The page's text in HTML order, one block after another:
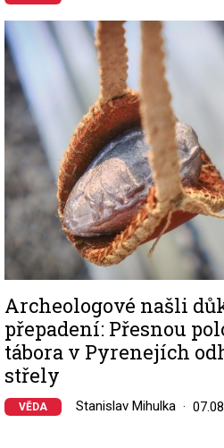
Image
Archeologové našli
přepadení: Přesnou
tábora v Pyrenejích
střely
VĚDA Stanislav Mihulka